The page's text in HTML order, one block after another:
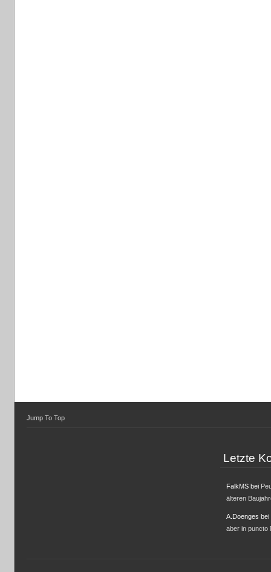
Jump To Top
Letzte
FalkMSbei
älteren
A.Doenges bei
aber in puncto